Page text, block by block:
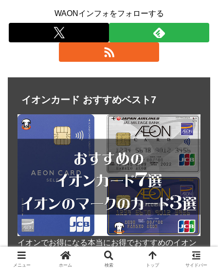
WAONインフォをフォローする
イオンカード おすすめベスト7
イオンでお得になる本当にお得でおすすめのイオン
カードを紹介しています。
メニュー ホーム 検索 トップ サイドバー